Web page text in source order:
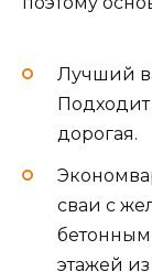
Лучший
дорогая.
сваи с
этажей